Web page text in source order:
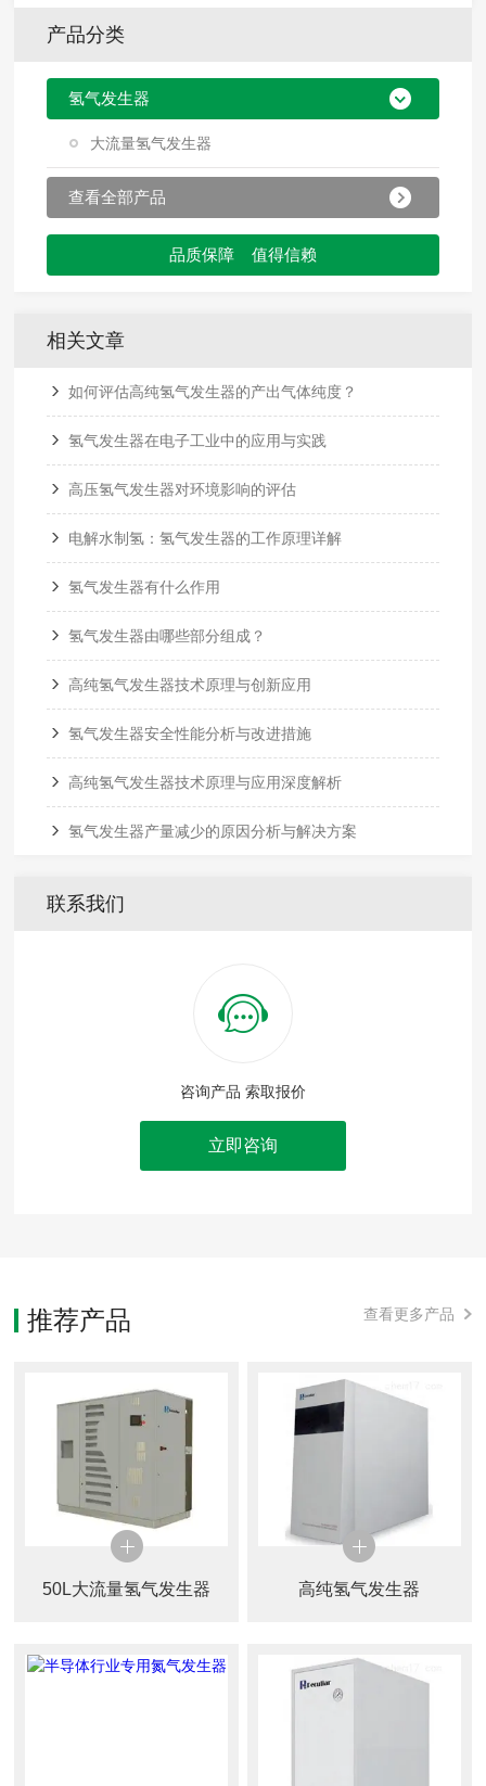
产品分类
氢气发生器
大流量氢气发生器
查看全部产品
品质保障 值得信赖
相关文章
如何评估高纯氢气发生器的产出气体纯度？
氢气发生器在电子工业中的应用与实践
高压氢气发生器对环境影响的评估
电解水制氢：氢气发生器的工作原理详解
氢气发生器有什么作用
氢气发生器由哪些部分组成？
高纯氢气发生器技术原理与创新应用
氢气发生器安全性能分析与改进措施
高纯氢气发生器技术原理与应用深度解析
氢气发生器产量减少的原因分析与解决方案
联系我们
咨询产品 索取报价
立即咨询
推荐产品 查看更多产品
50L大流量氢气发生器 高纯氢气发生器